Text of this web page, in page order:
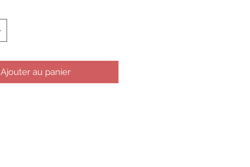
Ajouter au panier